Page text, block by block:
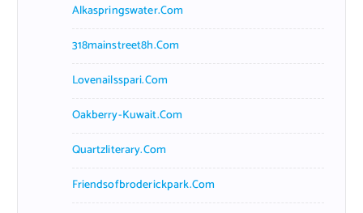
Alkaspringswater.com
318mainstreet8h.com
Lovenailsspari.com
Oakberry-Kuwait.com
Quartzliterary.com
Friendsofbroderickpark.com